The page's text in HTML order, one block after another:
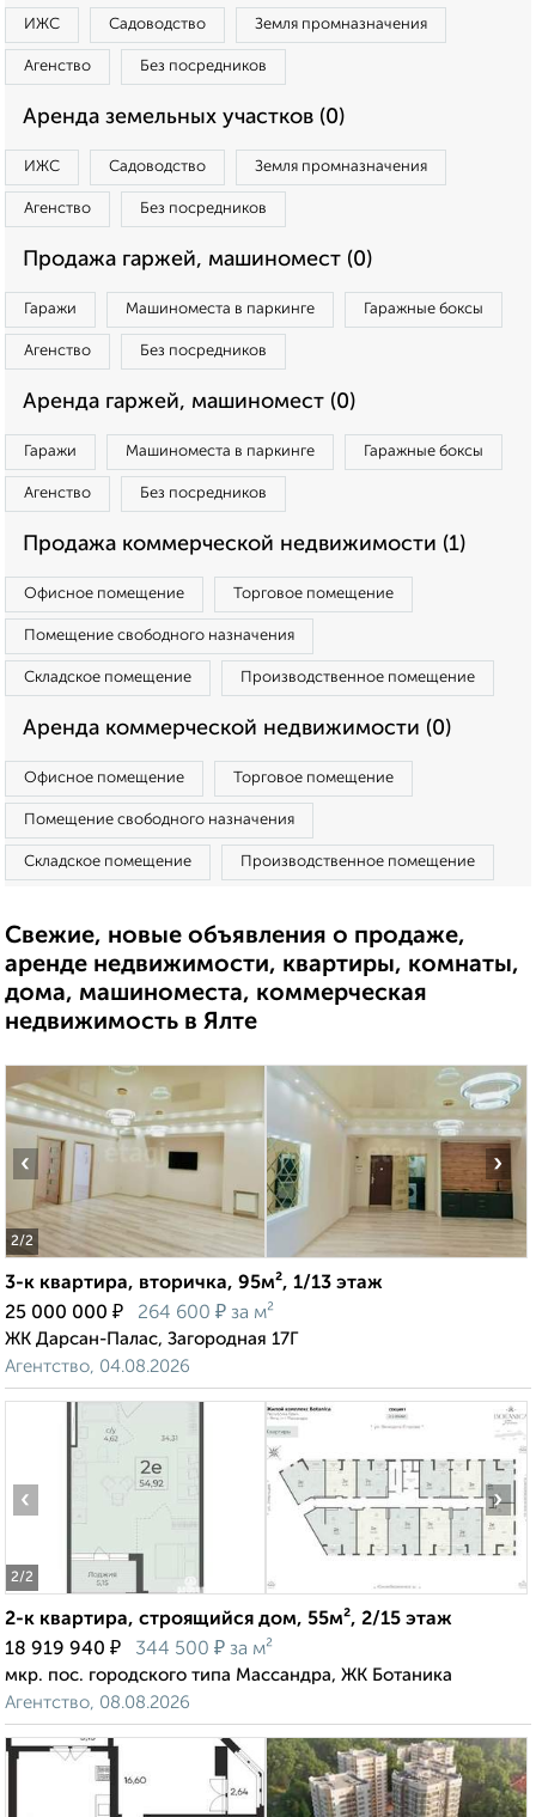
ИЖС Садоводство Земля промназначения
Агенство Без посредников
Аренда земельных участков (0)
ИЖС Садоводство Земля промназначения
Агенство Без посредников
Продажа гаржей, машиномест (0)
Гаражи Машиноместа в паркинге Гаражные боксы
Агенство Без посредников
Аренда гаржей, машиномест (0)
Гаражи Машиноместа в паркинге Гаражные боксы
Агенство Без посредников
Продажа коммерческой недвижимости (1)
Офисное помещение Торговое помещение
Помещение свободного назначения
Складское помещение Производственное помещение
Аренда коммерческой недвижимости (0)
Офисное помещение Торговое помещение
Помещение свободного назначения
Складское помещение Производственное помещение
Свежие, новые объявления о продаже,
аренде недвижимости, квартиры, комнаты,
дома, машиноместа, коммерческая
недвижимость в Ялте
2/2
‹ ›
3-к квартира, вторичка, 95м², 1/13 этаж
25 000 000 ₽ 264 600 ₽ за м²
ЖК Дарсан-Палас, Загородная 17Г
Агентство, 04.08.2026
2/2
‹ ›
2-к квартира, строящийся дом, 55м², 2/15 этаж
18 919 940 ₽ 344 500 ₽ за м²
мкр. пос. городского типа Массандра, ЖК Ботаника
Агентство, 08.08.2026